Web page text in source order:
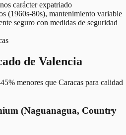
carácter expatriado
(1960s-80s), mantenimiento variable
seguro con medidas de seguridad
de Valencia
menores que Caracas para calidad
(Naguanagua, Country